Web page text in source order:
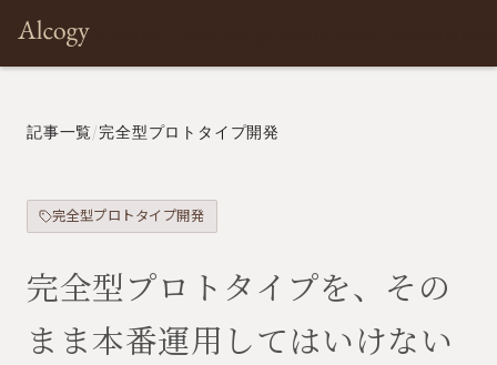
記事一覧/完全型プロトタイプ開発
完全型プロトタイプ開発
完全型プロトタイプを、その
まま本番運用してはいけない